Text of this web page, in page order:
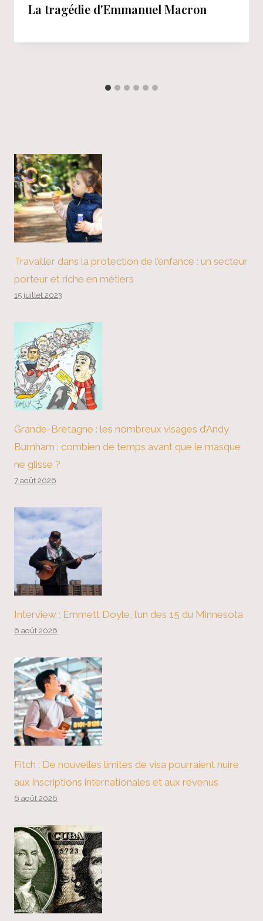
La tragédie d'Emmanuel Macron
Travailler dans la protection de l’enfance : un secteur
porteur et riche en métiers
15 juillet 2023
Grande-Bretagne : les nombreux visages d’Andy
Burnham : combien de temps avant que le masque
ne glisse ?
7 août 2026
Interview : Emmett Doyle, l’un des 15 du Minnesota
6 août 2026
Fitch : De nouvelles limites de visa pourraient nuire
aux inscriptions internationales et aux revenus
6 août 2026